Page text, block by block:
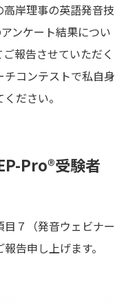
岸理事の英語発音技
ンケート結果につい
報告させていただく
コンテストで私自身
ださい。
Pro®受験者
７（発音ウェビナー
告申し上げます。